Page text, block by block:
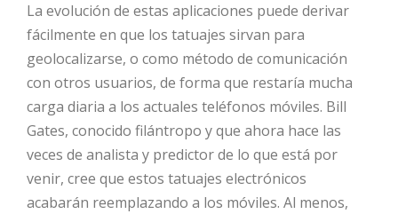
La evolución de estas aplicaciones puede derivar
fácilmente en que los tatuajes sirvan para
geolocalizarse, o como método de comunicación
con otros usuarios, de forma que restaría mucha
carga diaria a los actuales teléfonos móviles. Bill
Gates, conocido filántropo y que ahora hace las
veces de analista y predictor de lo que está por
venir, cree que estos tatuajes electrónicos
acabarán reemplazando a los móviles. Al menos,